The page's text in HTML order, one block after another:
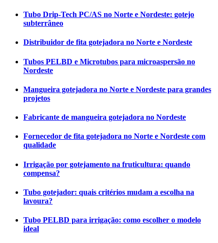
Tubo Drip-Tech PC/AS no Norte e Nordeste: gotejo
subterrâneo
Distribuidor de fita gotejadora no Norte e Nordeste
Tubos PELBD e Microtubos para microaspersão no
Nordeste
Mangueira gotejadora no Norte e Nordeste para grandes
projetos
Fabricante de mangueira gotejadora no Nordeste
Fornecedor de fita gotejadora no Norte e Nordeste com
qualidade
Irrigação por gotejamento na fruticultura: quando
compensa?
Tubo gotejador: quais critérios mudam a escolha na
lavoura?
Tubo PELBD para irrigação: como escolher o modelo
ideal